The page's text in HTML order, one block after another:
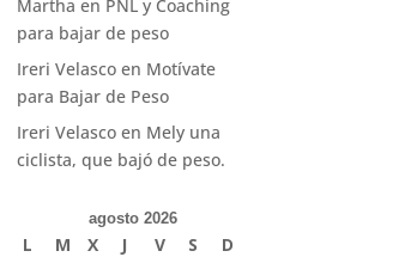
Martha en PNL y Coaching
para bajar de peso
Ireri Velasco en Motívate
para Bajar de Peso
Ireri Velasco en Mely una
ciclista, que bajó de peso.
agosto 2026
L M X J V S
D